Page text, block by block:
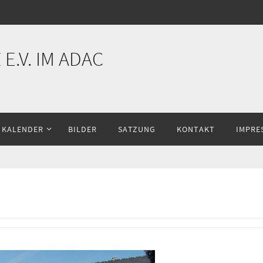
IM ADAC
KALENDER BILDER SATZUNG KONTAKT